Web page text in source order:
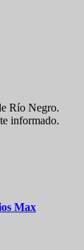
Río Negro.
informado.
Max